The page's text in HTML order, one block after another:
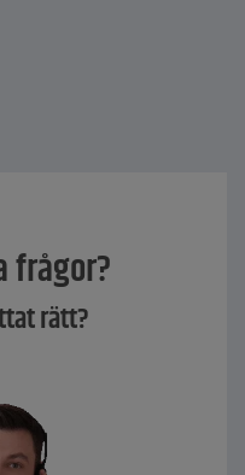
frågor?
rätt?